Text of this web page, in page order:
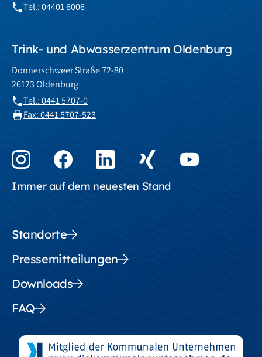
Tel.: 04401 6006
Trink- und Abwasserzentrum Oldenburg
Donnerschweer Straße 72-80
26123 Oldenburg
Tel.: 0441 5707-0
Fax: 0441 5707-523
Immer auf dem neuesten Stand
Standorte
Pressemitteilungen
Downloads
FAQ